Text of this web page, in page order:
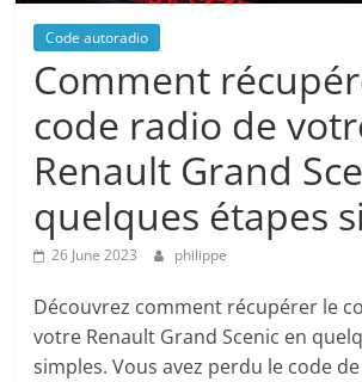
Code autoradio
Comment
code radio de
Renault Grand
quelques étapes
26 June 2023 philippe
Découvrez comment récupérer le
votre Renault Grand Scenic en
simples. Vous avez perdu le code